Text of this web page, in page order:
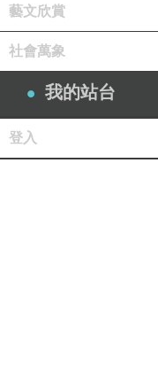
藝文欣賞
社會萬象
我的站台
登入